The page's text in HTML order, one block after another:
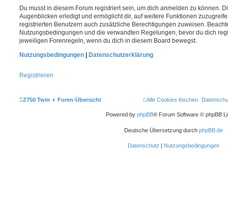
Du musst in diesem Forum registriert sein, um dich anmelden zu können.
Augenblicken erledigt und ermöglicht dir, auf weitere Funktionen
registrierten Benutzern auch zusätzliche Berechtigungen zuweisen.
Nutzungsbedingungen und die verwandten Regelungen, bevor du dich
jeweiligen Forenregeln, wenn du dich in diesem Board bewegst.
Nutzungsbedingungen
Datenschutzerklärung
Registrieren
Z750 Twin Foren-Übersicht Alle Cookies löschen
Powered by phpBB® Forum Software © phpBB
Deutsche Übersetzung durch phpBB.de
Datenschutz | Nutzungsbedingungen